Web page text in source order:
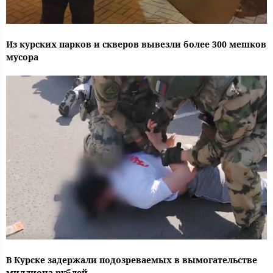
Из курских парков и скверов вывезли более 300 мешков
мусора
В Курске задержали подозреваемых в вымогательстве